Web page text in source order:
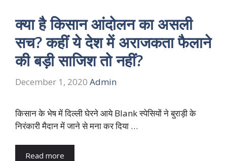
क्या है किसान आंदोलन का असली
सच? कहीं ये देश में अराजकता फैलाने
की बड़ी साजिश तो नहीं?
December 1, 2020 Admin
किसान के भेष में दिल्ली घेरने आये Blank स्पेसियों ने बुराड़ी के
निरंकारी मैदान में जाने से मना कर दिया …
Read more